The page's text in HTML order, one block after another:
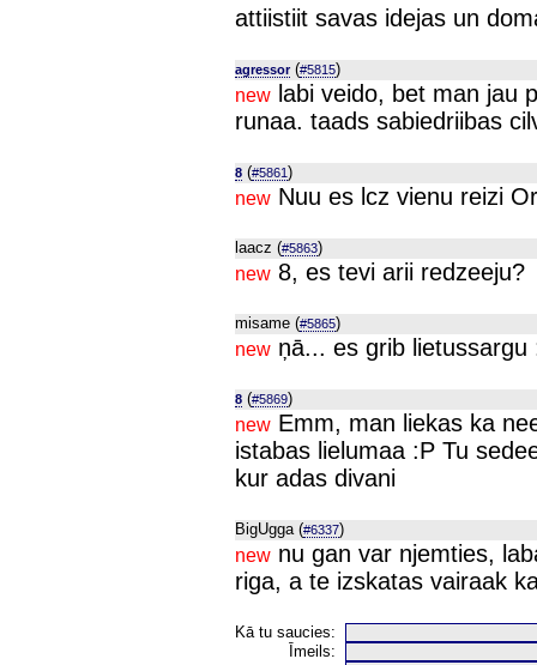
attiistiit savas idejas un
agressor(#5815)
new labi veido, bet man jau
runaa. taads sabiedriibas
8 (#5861)
new Nuu es lcz vienu reizi
laacz (#5863)
new 8, es tevi arii redzeeju?
misame (#5865)
new ņā... es grib lietussargu
8 (#5869)
new Emm, man liekas ka
istabas lielumaa :P Tu
kur adas divani
BigUgga (#6337)
new nu gan var njemties,
riga, a te izskatas vairaak
Kā tu saucies:
Īmeils: